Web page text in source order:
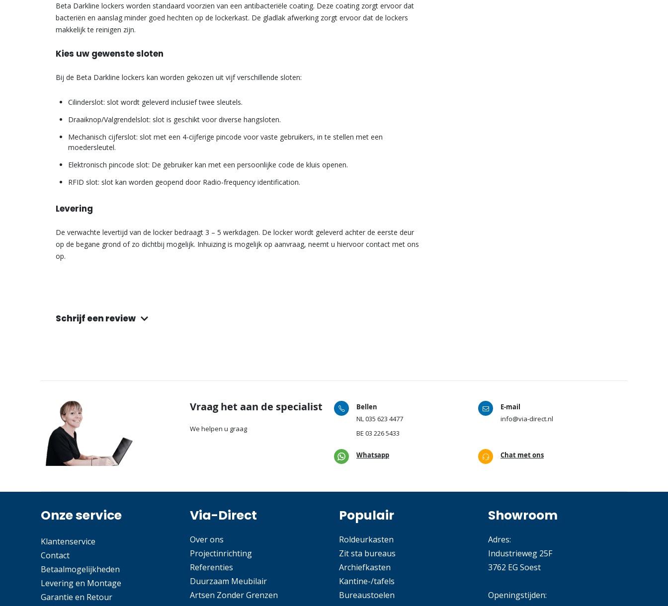
Beta Darkline lockers worden standaard voorzien van een antibacteriële coating. Deze coating zorgt ervoor dat
bacteriën en aanslag minder goed hechten op de lockerkast. De gladlak afwerking zorgt ervoor dat de lockers
makkelijk te reinigen zijn.
Kies uw gewenste sloten
Bij de Beta Darkline lockers kan worden gekozen uit vijf verschillende sloten:
Cilinderslot: slot wordt geleverd inclusief twee sleutels.
Draaiknop/Valgrendelslot: slot is geschikt voor diverse hangsloten.
Mechanisch cijferslot: slot met een 4-cijferige pincode voor vaste gebruikers, in te stellen met een
moedersleutel.
Elektronisch pincode slot: De gebruiker kan met een persoonlijke code de kluis openen.
RFID slot: slot kan worden geopend door Radio-frequency identification.
Levering
De verwachte levertijd van de locker bedraagt 3 – 5 werkdagen. De locker wordt geleverd achter de eerste deur
op de begane grond of zo dichtbij mogelijk. Inhuizing is mogelijk op aanvraag, neemt u hiervoor contact met ons
op.
Schrijf een review
Vraag het aan de specialist
We helpen u graag
Bellen
NL035 623 4477
BE 03 226 5433
E-mail
info@via-direct.nl
Whatsapp Chat met ons
Onze service
Klantenservice
Contact
Betaalmogelijkheden
Levering en Montage
Garantie en Retour
Via-Direct
Over ons
Projectinrichting
Referenties
Duurzaam Meubilair
Artsen Zonder Grenzen
Populair
Roldeurkasten
Zit sta bureaus
Archiefkasten
Kantine-/tafels
Bureaustoelen
Showroom
Adres:
Industrieweg 25F
3762 EG Soest
Openingstijden: